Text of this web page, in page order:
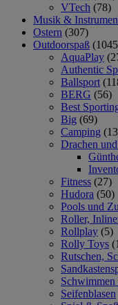
VTech (78)
Musik &
Ostern (307)
Outdoorspaß
AquaPlay
Authentic
Ballsport
BERG (56)
Best
Big (69)
Camping
Drachen
Fitness (27)
Hudora (50)
Pools und
Roller,
Rollplay (5)
Rolly Toys
Rutschen,
Seifenblasen